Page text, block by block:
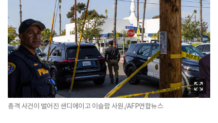
총격 사건이 벌어진 샌디에이고 이슬람 사원./AFP연합뉴스